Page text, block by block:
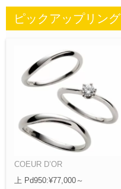
ピックアップリング
COEUR D’OR
上 Pd950:¥77,000～